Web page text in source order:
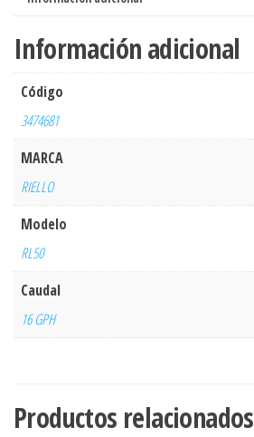
Información adicional
Código
3474681
MARCA
RIELLO
Modelo
RL50
Caudal
16 GPH
Productos relacionados